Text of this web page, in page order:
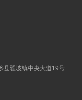
县翟坡镇中央大道19号